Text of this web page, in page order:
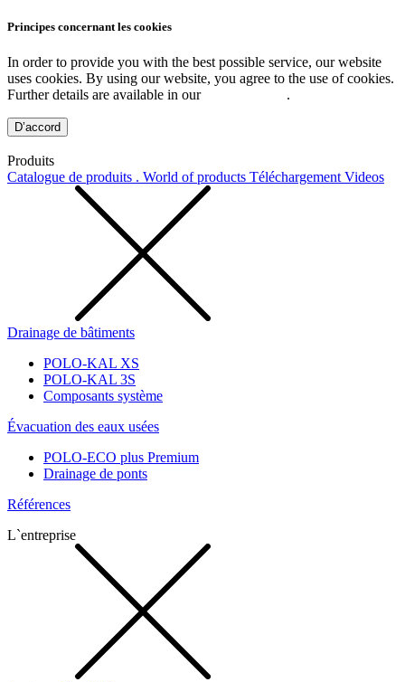
Principes concernant les cookies
In order to provide you with the best possible service, our website
uses cookies. By using our website, you agree to the use of cookies.
Further details are available in our
.
D’accord
Produits
Catalogue de produits . World of products Téléchargement Videos
Drainage de bâtiments
POLO-KAL XS
POLO-KAL 3S
Composants système
Évacuation des eaux usées
POLO-ECO plus Premium
Drainage de ponts
Références
L`entreprise